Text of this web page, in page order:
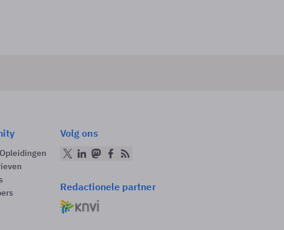
Volg ons
Redactionele partner